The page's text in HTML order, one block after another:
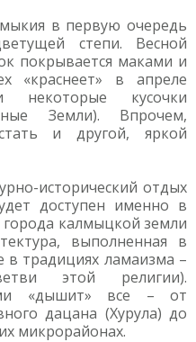
в первую очередь
степи. Весной
покрывается маками и
«краснеет» в апреле
некоторые кусочки
Земли). Впрочем,
и другой, яркой
исторический отдых
доступен именно в
города калмыцкой земли
выполненная в
в традициях ламаизма –
этой религии).
«дышит» все – от
дацана (Хурула) до
микрорайонах.